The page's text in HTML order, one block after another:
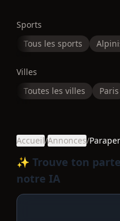
Sports
Tous les sports
Villes
Toutes les villes
Paris
Accueil/Annonces/
✨ Trouve ton
notre IA